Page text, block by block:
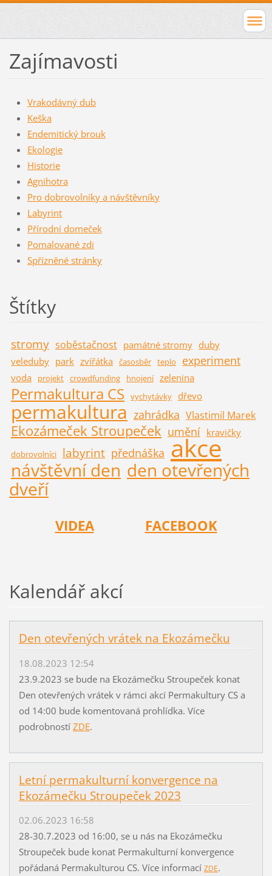
Zajímavosti
Vrakodávný dub
Keška
Endemitický brouk
Ekologie
Historie
Agnihotra
Pro dobrovolníky a návštěvníky
Labyrint
Přírodní domeček
Pomalované zdi
Spřízněné stránky
Štítky
stromy soběstačnost památné stromy duby
veleduby park zvířátka časosběr teplo experiment
voda projekt crowdfunding hnojení zelenina
Permakultura CS vychytávky dřevo
permakultura zahrádka Vlastimil Marek
Ekozámeček Stroupeček umění kravičky
dobrovolníci labyrint přednáška akce
návštěvní den den otevřených
dveří
VIDEA FACEBOOK
Kalendář akcí
Den otevřených vrátek na Ekozámečku
18.08.2023 12:54
23.9.2023 se bude na Ekozámečku Stroupeček konat
Den otevřených vrátek v rámci akcí Permakultury CS a
od 14:00 bude komentovaná prohlídka. Více
podrobností ZDE.
Letní permakulturní konvergence na
Ekozámečku Stroupeček 2023
02.06.2023 16:58
28-30.7.2023 od 16:00, se u nás na Ekozámečku
Stroupeček bude konat Permakulturní konvergence
pořádaná Permakulturou CS. Více informací ZDE.